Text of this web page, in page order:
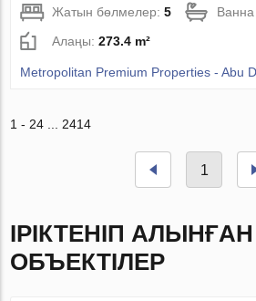
Жатын бөлмелер:5
Алаңы:273.4 m²
Metropolitan Premium Properties - Abu
1 - 24 ... 2414
1
ІРІКТЕНІП
ОБЪЕКТІЛЕР